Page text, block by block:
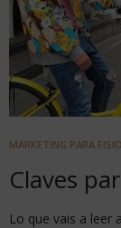
MARKETING PARA
Claves
Lo que vais a leer